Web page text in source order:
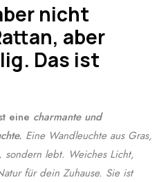
aber
Das ist
eine charmante und
Eine Wandleuchte aus Gras,
lebt. Weiches Licht,
für dein Zuhause. Sie ist